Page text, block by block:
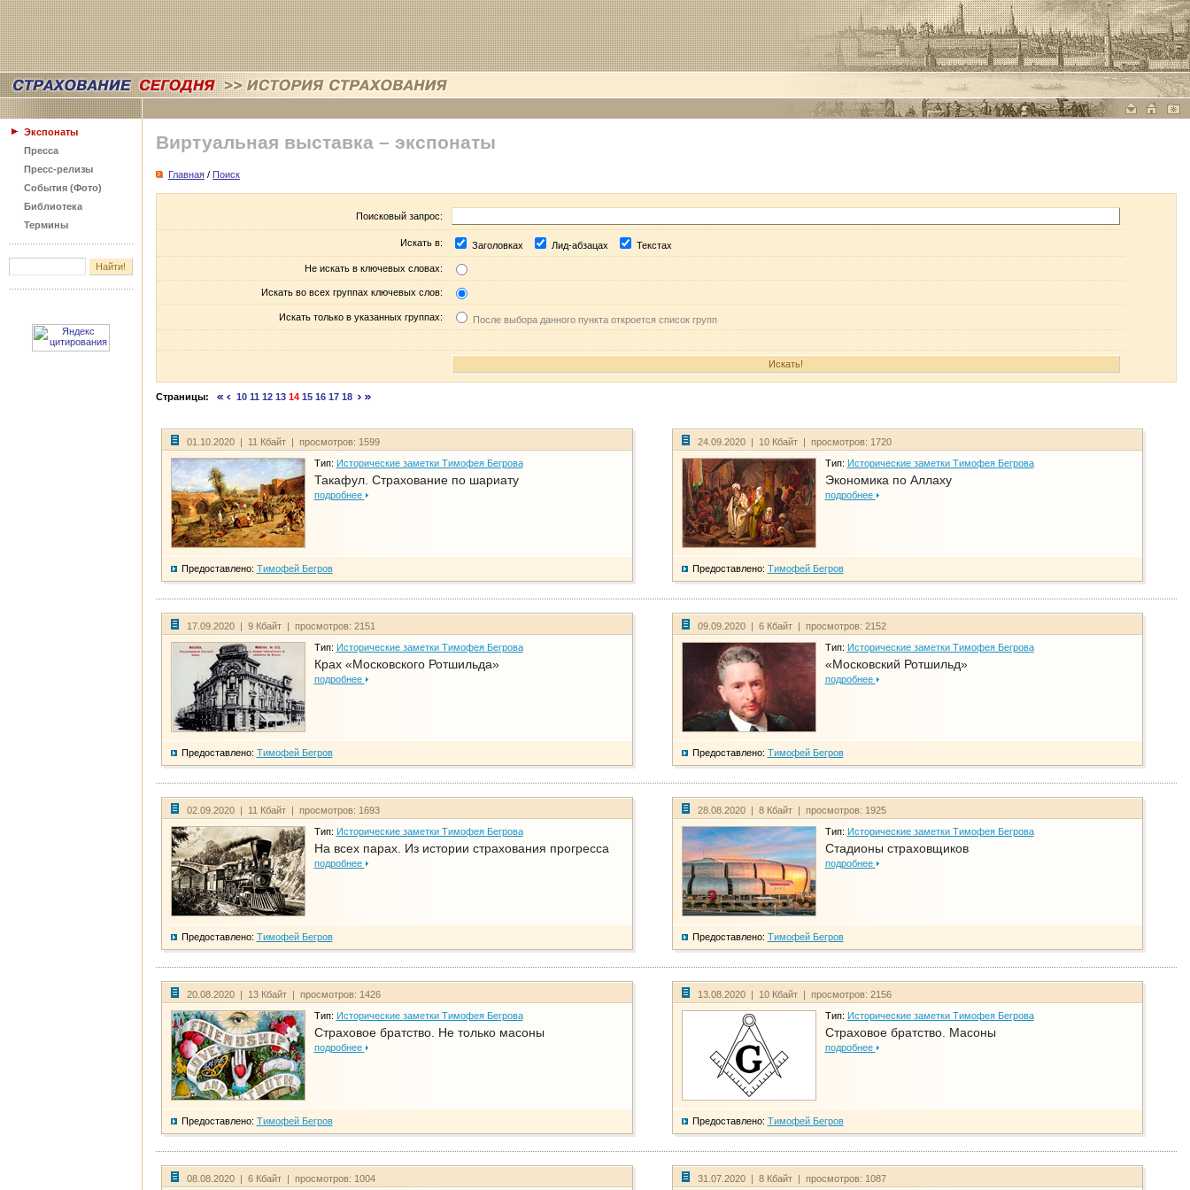
Экспонаты
Пресса
Пресс-релизы
События (Фото)
Библиотека
Термины
Виртуальная выставка – экспонаты
Главная / Поиск
Поисковый запрос:
Искать в: Заголовках Лид-абзацах Текстах
Не искать в ключевых словах:
Искать во всех группах ключевых слов:
Искать только в указанных группах: После выбора данного пункта откроется список групп
Страницы: 10 11 12 13 14 15 16 17 18
01.10.2020 | 11 Кбайт | просмотров: 1599
Тип: Исторические заметки Тимофея Бегрова
Такафул. Страхование по шариату
подробнее
Предоставлено: Тимофей Бегров
24.09.2020 | 10 Кбайт | просмотров: 1720
Тип: Исторические заметки Тимофея Бегрова
Экономика по Аллаху
подробнее
Предоставлено: Тимофей Бегров
17.09.2020 | 9 Кбайт | просмотров: 2151
Тип: Исторические заметки Тимофея Бегрова
Крах «Московского Ротшильда»
подробнее
Предоставлено: Тимофей Бегров
09.09.2020 | 6 Кбайт | просмотров: 2152
Тип: Исторические заметки Тимофея Бегрова
«Московский Ротшильд»
подробнее
Предоставлено: Тимофей Бегров
02.09.2020 | 11 Кбайт | просмотров: 1693
Тип: Исторические заметки Тимофея Бегрова
На всех парах. Из истории страхования прогресса
подробнее
Предоставлено: Тимофей Бегров
28.08.2020 | 8 Кбайт | просмотров: 1925
Тип: Исторические заметки Тимофея Бегрова
Стадионы страховщиков
подробнее
Предоставлено: Тимофей Бегров
20.08.2020 | 13 Кбайт | просмотров: 1426
Тип: Исторические заметки Тимофея Бегрова
Страховое братство. Не только масоны
подробнее
Предоставлено: Тимофей Бегров
13.08.2020 | 10 Кбайт | просмотров: 2156
Тип: Исторические заметки Тимофея Бегрова
Страховое братство. Масоны
подробнее
Предоставлено: Тимофей Бегров
08.08.2020 | 6 Кбайт | просмотров: 1004 31.07.2020 | 8 Кбайт | просмотров: 1087